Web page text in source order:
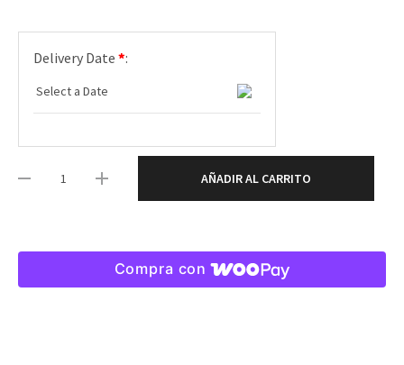
Delivery Date *:
AÑADIR AL CARRITO
Compra con